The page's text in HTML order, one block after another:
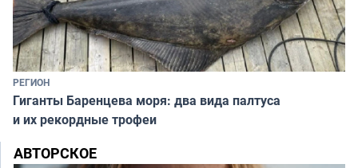
РЕГИОН
Гиганты Баренцева моря: два вида палтуса
и их рекордные трофеи
АВТОРСКОЕ